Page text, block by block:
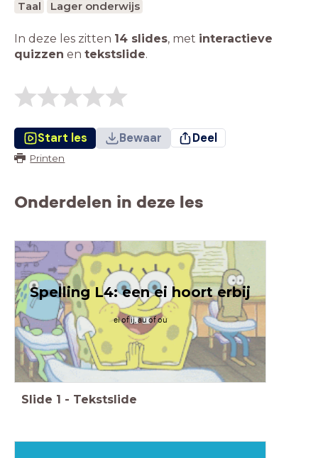
Taal Lager onderwijs
In deze les zitten 14 slides, met interactieve
quizzen en tekstslide.
Start les Bewaar Deel
Printen
Onderdelen in deze les
Spelling L4: een ei hoort erbij
ei of ij, au of ou
Slide 1 - Tekstslide